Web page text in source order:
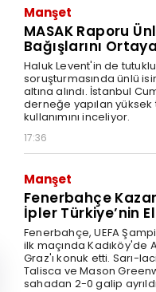
Manşet
MASAK Raporu
Bağışlarını
Haluk Levent'in de
soruşturmasında ünlü
altına alındı. İstanbul
derneğe yapılan yüksek
kullanımını inceliyor.
17:36
Manşet
Fenerbahçe
İpler Türkiye’nin
Fenerbahçe, UEFA
ilk maçında Kadıköy'de
Graz'ı konuk etti. Sarı-
Talisca ve Mason
sahadan 2-0 galip